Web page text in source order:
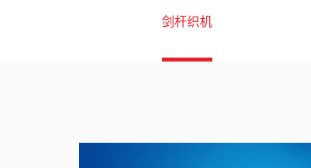
剑杆织机